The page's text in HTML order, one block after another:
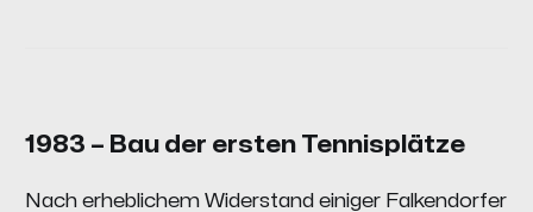
1983 – Bau der ersten Tennisplätze
Nach erheblichem Widerstand einiger Falkendorfer